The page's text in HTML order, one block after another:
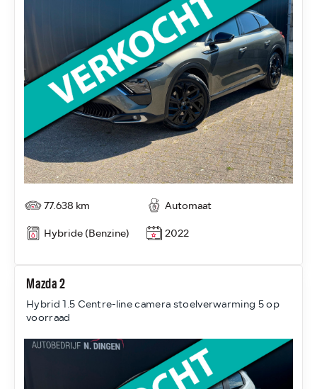
77.638 km
Automaat
Hybride (Benzine)
2022
Mazda 2
Hybrid 1.5 Centre-line camera stoelverwarming 5 op
voorraad